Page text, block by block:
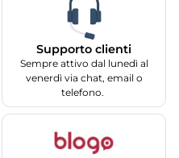
Supporto clienti
Sempre attivo dal lunedì al
venerdì via chat, email o
telefono.